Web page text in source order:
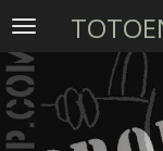
Passer
au
contenu
principal